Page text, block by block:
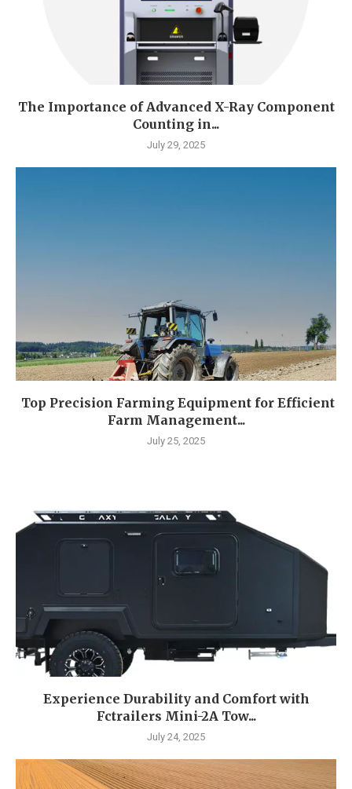
The Importance of Advanced X-Ray Component
Counting in...
July 29, 2025
Top Precision Farming Equipment for Efficient
Farm Management...
July 25, 2025
Experience Durability and Comfort with
Fctrailers Mini-2A Tow...
July 24, 2025